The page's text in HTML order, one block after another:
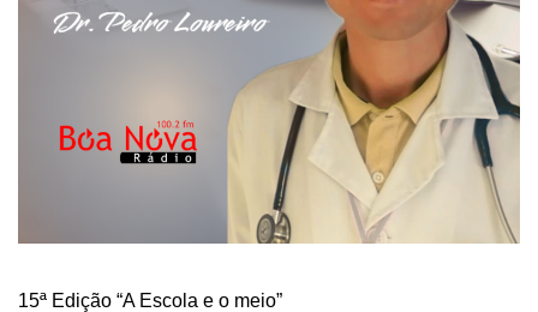
15ª Edição “A Escola e o meio”